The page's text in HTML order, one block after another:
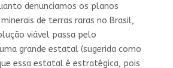
denunciamos os planos
de terras raras no Brasil,
viável passa pelo
grande estatal (sugerida como
essa estatal é estratégica, pois